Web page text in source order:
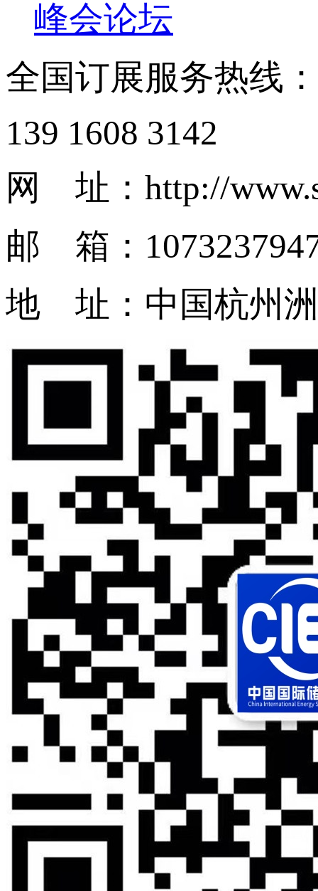
峰会论坛
全国订展服务热线：
139 1608 3142
网 址：http://
邮 箱：
地 址：中国杭州